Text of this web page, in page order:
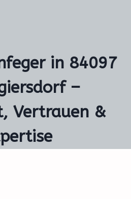
in 84097
–
Vertrauen &